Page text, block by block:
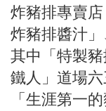
炸豬排專賣
炸豬排醬汁
其中「特製
鐵人」道場
「生涯第一